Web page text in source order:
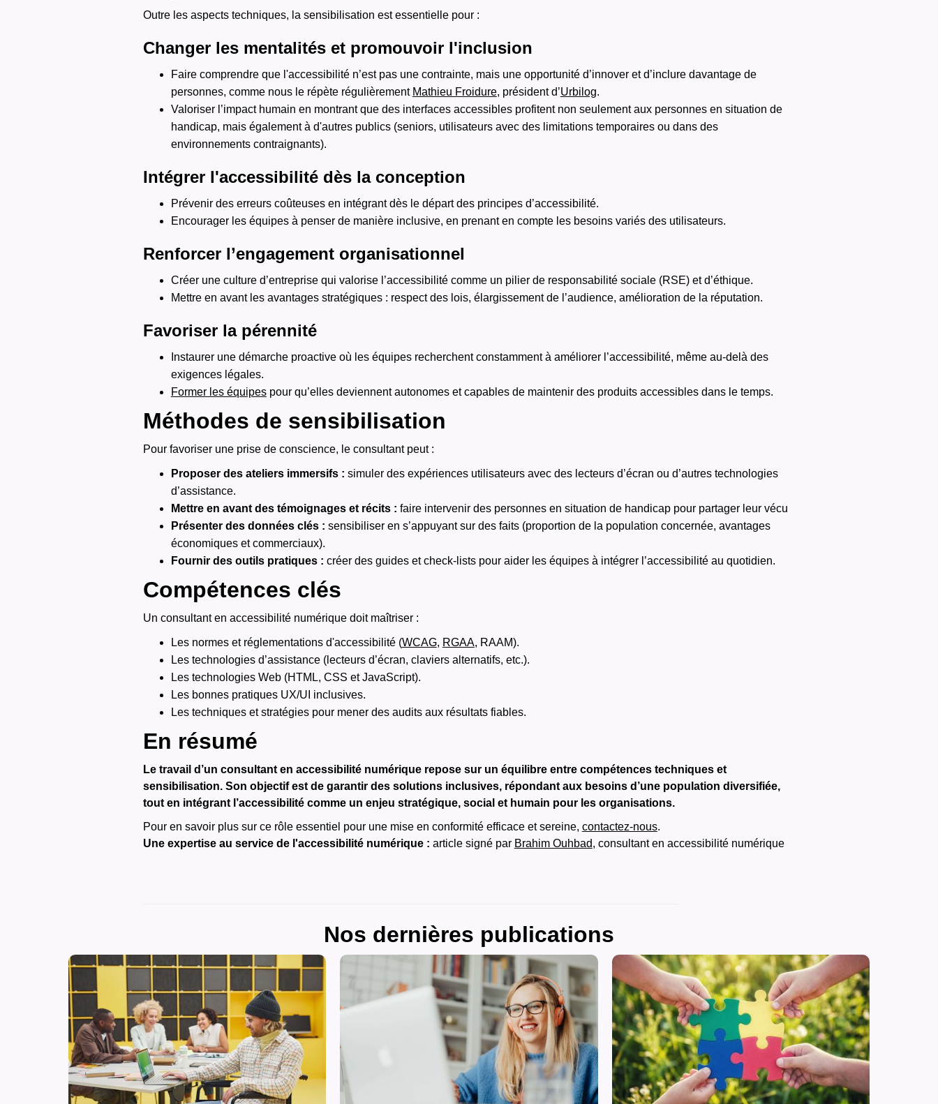
Outre les aspects techniques, la sensibilisation est essentielle pour :
Changer les mentalités et promouvoir l'inclusion
Faire comprendre que l'accessibilité n’est pas une contrainte, mais une opportunité d’innover et d’inclure davantage de
personnes, comme nous le répète régulièrement Mathieu Froidure, président d’Urbilog.
Valoriser l’impact humain en montrant que des interfaces accessibles profitent non seulement aux personnes en situation de
handicap, mais également à d'autres publics (seniors, utilisateurs avec des limitations temporaires ou dans des
environnements contraignants).
Intégrer l'accessibilité dès la conception
Prévenir des erreurs coûteuses en intégrant dès le départ des principes d’accessibilité.
Encourager les équipes à penser de manière inclusive, en prenant en compte les besoins variés des utilisateurs.
Renforcer l’engagement organisationnel
Créer une culture d’entreprise qui valorise l’accessibilité comme un pilier de responsabilité sociale (RSE) et d’éthique.
Mettre en avant les avantages stratégiques : respect des lois, élargissement de l’audience, amélioration de la réputation.
Favoriser la pérennité
Instaurer une démarche proactive où les équipes recherchent constamment à améliorer l’accessibilité, même au-delà des
exigences légales.
Former les équipespour qu’elles deviennent autonomes et capables de maintenir des produits accessibles dans le temps.
Méthodes de sensibilisation
Pour favoriser une prise de conscience, le consultant peut :
Proposer des ateliers immersifs : simuler des expériences utilisateurs avec des lecteurs d’écran ou d’autres technologies
d’assistance.
Mettre en avant des témoignages et récits : faire intervenir des personnes en situation de handicap pour partager leur vécu
Présenter des données clés : sensibiliser en s’appuyant sur des faits (proportion de la population concernée, avantages
économiques et commerciaux).
Fournir des outils pratiques : créer des guides et check-lists pour aider les équipes à intégrer l’accessibilité au quotidien.
Compétences clés
Un consultant en accessibilité numérique doit maîtriser :
Les normes et réglementations d'accessibilité (WCAG, RGAA, RAAM).
Les technologies d’assistance (lecteurs d’écran, claviers alternatifs, etc.).
Les technologies Web (HTML, CSS et JavaScript).
Les bonnes pratiques UX/UI inclusives.
Les techniques et stratégies pour mener des audits aux résultats fiables.
En résumé
Le travail d’un consultant en accessibilité numérique repose sur un équilibre entre compétences techniques et
sensibilisation. Son objectif est de garantir des solutions inclusives, répondant aux besoins d’une population diversifiée,
tout en intégrant l’accessibilité comme un enjeu stratégique, social et humain pour les organisations.
Pour en savoir plus sur ce rôle essentiel pour une mise en conformité efficace et sereine, contactez-nous.
Une expertise au service de l'accessibilité numérique : article signé par Brahim Ouhbad, consultant en accessibilité numérique
Nos dernières publications